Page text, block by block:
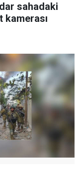
sahadaki
kamerası